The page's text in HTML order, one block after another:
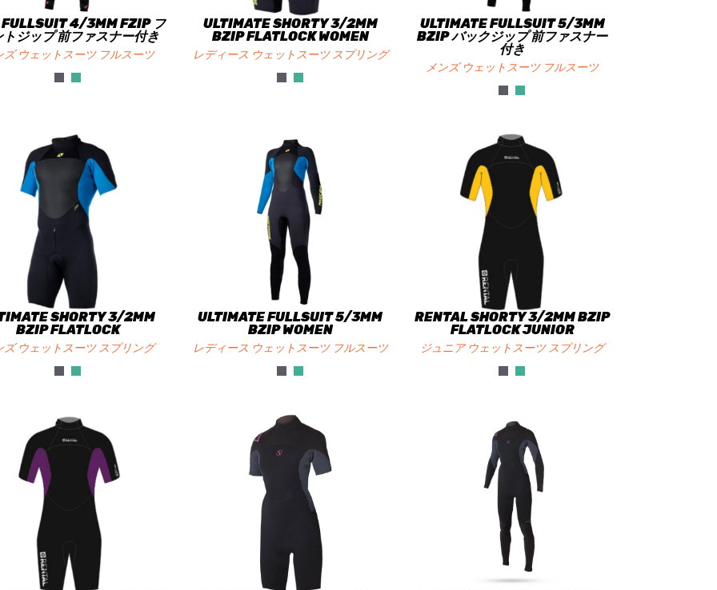
FULLSUIT 4/3MM FZIP フ
トジップ 前ファスナー付き
ズ ウェットスーツ フルスーツ
ULTIMATE SHORTY 3/2MM
BZIP FLATLOCK WOMEN
レディース ウェットスーツ スプリング
ULTIMATE FULLSUIT 5/3MM
BZIP バックジップ 前ファスナー
付き
メンズ ウェットスーツ フルスーツ
SHORTY 3/2MM
BZIP FLATLOCK
ズ ウェットスーツ スプリング
ULTIMATE FULLSUIT 5/3MM
BZIP WOMEN
レディース ウェットスーツ フルスーツ
RENTAL SHORTY 3/2MM BZIP
FLATLOCK JUNIOR
ジュニア ウェットスーツ スプリング